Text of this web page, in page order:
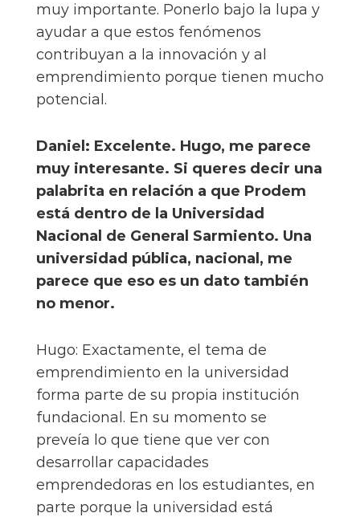
muy importante. Ponerlo bajo la lupa y
ayudar a que estos fenómenos
contribuyan a la innovación y al
emprendimiento porque tienen mucho
potencial.
Daniel: Excelente. Hugo, me parece
muy interesante. Si queres decir una
palabrita en relación a que Prodem
está dentro de la Universidad
Nacional de General Sarmiento. Una
universidad pública, nacional, me
parece que eso es un dato también
no menor.
Hugo: Exactamente, el tema de
emprendimiento en la universidad
forma parte de su propia institución
fundacional. En su momento se
preveía lo que tiene que ver con
desarrollar capacidades
emprendedoras en los estudiantes, en
parte porque la universidad está